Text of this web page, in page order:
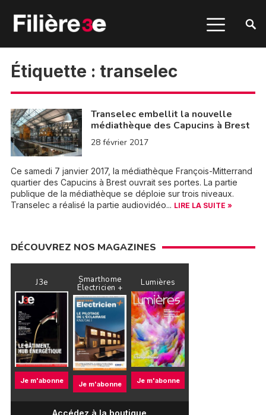
Étiquette : transelec
Transelec embellit la nouvelle
médiathèque des Capucins à Brest
28 février 2017
Ce samedi 7 janvier 2017, la médiathèque François-Mitterrand
quartier des Capucins à Brest ouvrait ses portes. La partie
publique de la médiathèque se déploie sur trois niveaux.
Transelec a réalisé la partie audiovidéo... LIRE LA SUITE »
DÉCOUVREZ NOS MAGAZINES
J3e
Je m'abonne
Smarthome
Électricien +
Je m'abonne
Lumières
Je m'abonne
Accédez à la boutique